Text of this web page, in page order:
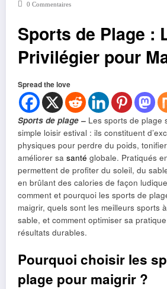
0 Commentaires
Sports de Plage :
Privilégier pour
Spread the love
Sports de plage – Les sports de plage
simple loisir estival : ils constituent
physiques pour perdre du poids,
améliorer sa santé globale. Pratiqués
permettent de profiter du soleil, du
en brûlant des calories de façon
comment et pourquoi les sports de
maigrir, quels sont les meilleurs sports
sable, et comment optimiser sa
résultats durables.
Pourquoi choisir les
plage pour maigrir ?